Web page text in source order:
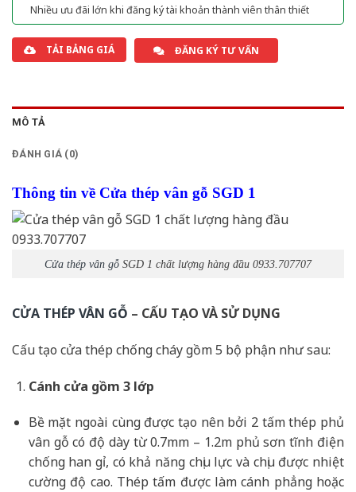
Nhiều ưu đãi lớn khi đăng ký tài khoản thành viên thân thiết
TẢI BẢNG GIÁ ĐĂNG KÝ TƯ VẤN
MÔ TẢ
ĐÁNH GIÁ (0)
Thông tin về Cửa thép vân gỗ SGD 1
Cửa thép vân gỗ SGD 1 chất lượng hàng đầu 0933.707707
CỬA THÉP VÂN GỖ – CẤU TẠO VÀ SỬ DỤNG
Cấu tạo cửa thép chống cháy gồm 5 bộ phận như sau:
Cánh cửa gồm 3 lớp
Bề mặt ngoài cùng được tạo nên bởi 2 tấm thép phủ
vân gỗ có độ dày từ 0.7mm – 1.2m phủ sơn tĩnh điện
chống han gỉ, có khả năng chịu lực và chịu được nhiệt
cường độ cao. Thép tấm được làm cánh phẳng hoặc